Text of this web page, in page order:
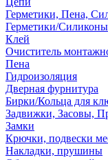
Герметики, Пена,
Герметики/Силиконы
Клей
Очиститель
Пена
Гидроизоляция
Дверная фурнитура
Бирки/Кольца для
Задвижки, Засовы,
Замки
Крючки, подвески
Накладки, прушины